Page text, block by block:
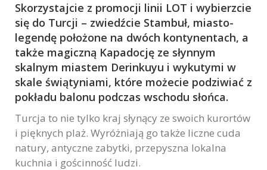
Skorzystajcie z promocji linii LOT i wybierzcie
się do Turcji – zwiedźcie Stambuł, miasto-
legendę położone na dwóch kontynentach, a
także magiczną Kapadocję ze słynnym
skalnym miastem Derinkuyu i wykutymi w
skale świątyniami, które możecie podziwiać z
pokładu balonu podczas wschodu słońca.
Turcja to nie tylko kraj słynący ze swoich kurortów
i pięknych plaż. Wyróżniają go także liczne cuda
natury, antyczne zabytki, przepyszna lokalna
kuchnia i gościnność ludzi.
Marketing
W chwili obecnej
nie używamy
dodatkowych
narzędzi
lecz nie
wykluczamy ich
użycia w
przyszłości.